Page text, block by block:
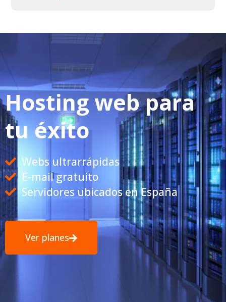
Hosting web para
tu éxito
Webs ultrarrápidas
E-mail gratuito
Servidores ubicados en España
Ver planes